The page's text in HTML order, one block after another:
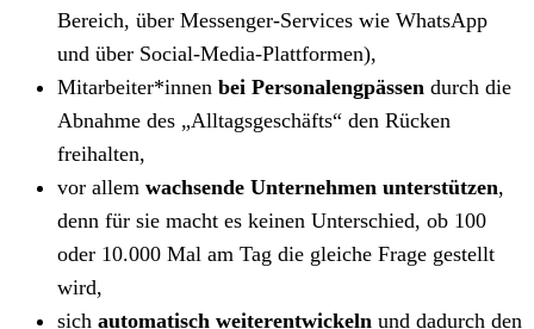
Bereich, über Messenger-Services wie WhatsApp
und über Social-Media-Plattformen),
Mitarbeiter*innen bei Personalengpässen durch die
Abnahme des „Alltagsgeschäfts“ den Rücken
freihalten,
vor allem wachsende Unternehmen unterstützen,
denn für sie macht es keinen Unterschied, ob 100
oder 10.000 Mal am Tag die gleiche Frage gestellt
wird,
sich automatisch weiterentwickeln und dadurch den